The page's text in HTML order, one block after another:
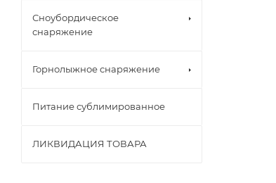
Сноубордическое
снаряжение
Горнолыжное снаряжение
Питание сублимированное
ЛИКВИДАЦИЯ ТОВАРА